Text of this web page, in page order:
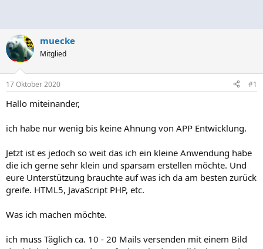
muecke
Mitglied
17 Oktober 2020 #1
Hallo miteinander,
ich habe nur wenig bis keine Ahnung von APP Entwicklung.
Jetzt ist es jedoch so weit das ich ein kleine Anwendung habe
die ich gerne sehr klein und sparsam erstellen möchte. Und
eure Unterstützung brauchte auf was ich da am besten zurück
greife. HTML5, JavaScript PHP, etc.
Was ich machen möchte.
ich muss Täglich ca. 10 - 20 Mails versenden mit einem Bild